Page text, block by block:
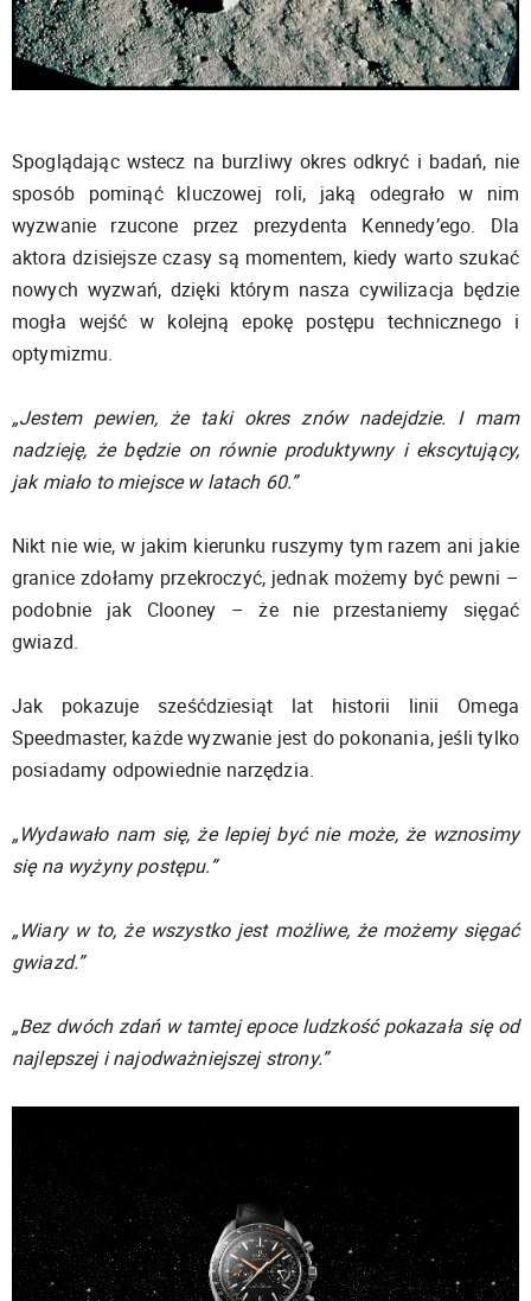
Spoglądając wstecz na burzliwy okres odkryć i badań, nie
sposób pominąć kluczowej roli, jaką odegrało w nim
wyzwanie rzucone przez prezydenta Kennedy’ego. Dla
aktora dzisiejsze czasy są momentem, kiedy warto szukać
nowych wyzwań, dzięki którym nasza cywilizacja będzie
mogła wejść w kolejną epokę postępu technicznego i
optymizmu.
„Jestem pewien, że taki okres znów nadejdzie. I mam
nadzieję, że będzie on równie produktywny i ekscytujący,
jak miało to miejsce w latach 60.”
Nikt nie wie, w jakim kierunku ruszymy tym razem ani jakie
granice zdołamy przekroczyć, jednak możemy być pewni –
podobnie jak Clooney – że nie przestaniemy sięgać
gwiazd.
Jak pokazuje sześćdziesiąt lat historii linii Omega
Speedmaster, każde wyzwanie jest do pokonania, jeśli tylko
posiadamy odpowiednie narzędzia.
„Wydawało nam się, że lepiej być nie może, że wznosimy
się na wyżyny postępu.”
„Wiary w to, że wszystko jest możliwe, że możemy sięgać
gwiazd.”
„Bez dwóch zdań w tamtej epoce ludzkość pokazała się od
najlepszej i najodważniejszej strony.”